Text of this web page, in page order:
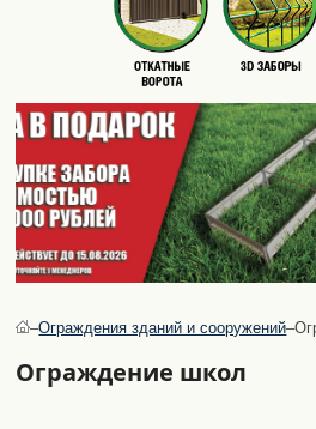
–Ограждения зданий и сооружений–
Ограждение школ